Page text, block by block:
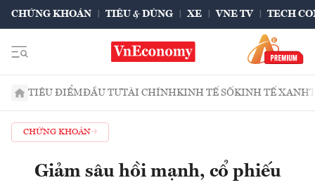
CHỨNG KHOÁN TIÊU & DÙNG XE VNE TV TECH
TIÊU ĐIỂMĐẦU TƯTÀI CHÍNHKINH TẾ SỐKINH TẾ XANH
CHỨNG KHOÁN
Giảm sâu hồi mạnh, cổ phiếu